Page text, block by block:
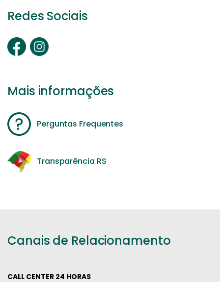
Redes Sociais
Mais informações
Perguntas Frequentes
Transparência RS
Canais de Relacionamento
CALL CENTER 24 HORAS